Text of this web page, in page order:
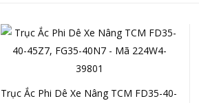
Trục Ắc Phi Dê Xe Nâng TCM FD35-40-